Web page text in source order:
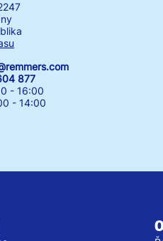
877
- 16:00
- 14:00